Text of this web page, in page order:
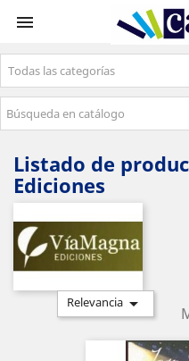

Envíos
Todas las categorías
Listado de
Ediciones
Relevancia 